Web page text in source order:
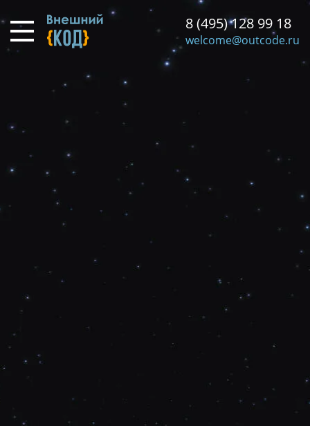
к
основному
содержанию
8 (495) 128 99 18
welcome@outcode.ru